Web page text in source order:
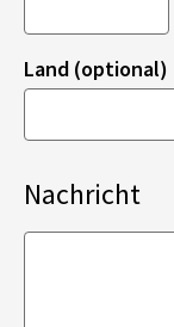
Land (optional)
Nachricht